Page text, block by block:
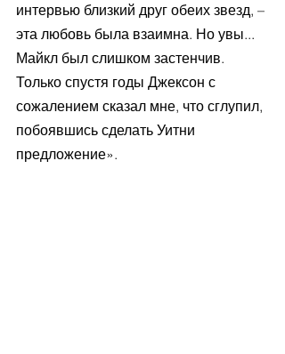
интервью близкий друг обеих звезд, –
эта любовь была взаимна. Но увы...
Майкл был слишком застенчив.
Только спустя годы Джексон с
сожалением сказал мне, что сглупил,
побоявшись сделать Уитни
предложение».